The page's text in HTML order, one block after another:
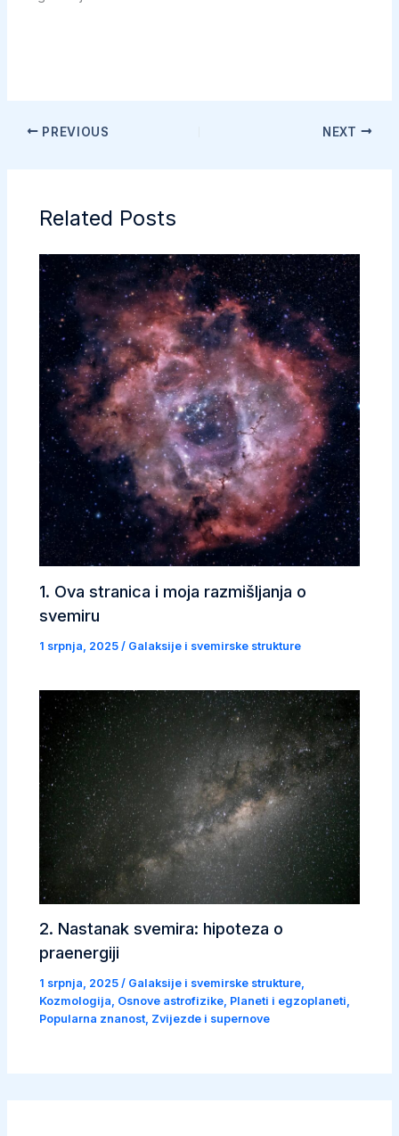
PREVIOUS NEXT
Related Posts
1. Ova stranica i moja razmišljanja o
svemiru
1 srpnja, 2025/ Galaksije i svemirske strukture
2. Nastanak svemira: hipoteza o
praenergiji
1 srpnja, 2025/ Galaksije i svemirske strukture,
Kozmologija, Osnove astrofizike, Planeti i egzoplaneti,
Popularna znanost, Zvijezde i supernove